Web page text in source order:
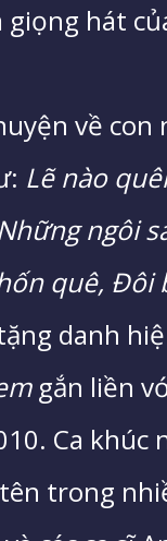
hát
về
Lẽ nào
ngôi
quê, Đôi
danh
gắn liền
Ca
trong